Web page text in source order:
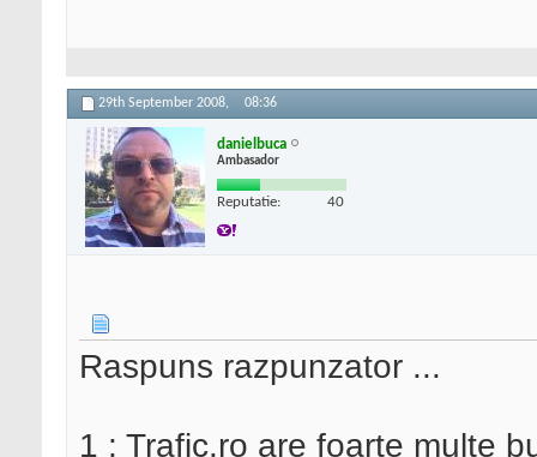
29th September 2008, 08:36
danielbuca
Ambasador
Reputatie: 40
Raspuns razpunzator ...
1 : Trafic.ro are foarte multe